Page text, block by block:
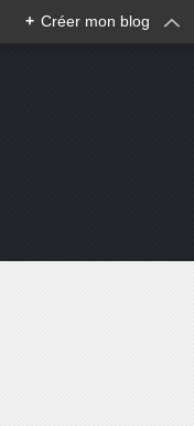
+ Créer mon blog